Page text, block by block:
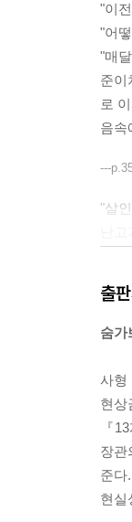
"이
"어
"매
준이
로
음속
---
"살
"네?"
"나
때
"무
"사
난고
"그
---
출
숨가
사형
현상
『
장관
준다
현실